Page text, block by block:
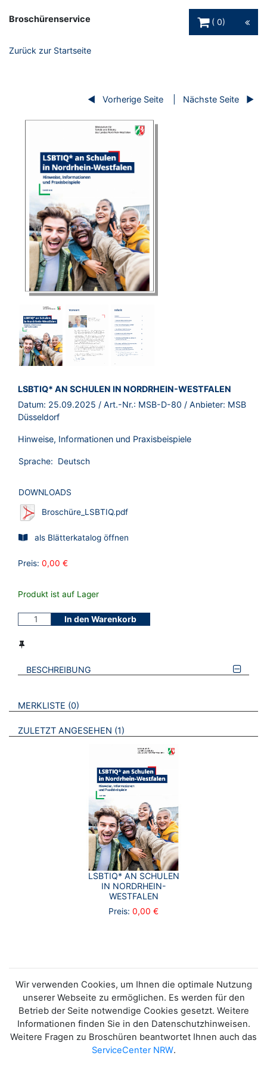
Broschürenservice
0
Zurück zur Startseite
Vorherige Seite Nächste Seite
BROSCHÜRE:
LSBTIQ* AN SCHULEN IN NORDRHEIN-WESTFALEN
Datum: 25.09.2025 / Art.-Nr.: MSB-D-80 / Anbieter: MSB
Düsseldorf
Hinweise, Informationen und Praxisbeispiele
Sprache: Deutsch
DOWNLOADS
Broschüre_LSBTIQ.pdf
als Blätterkatalog öffnen
Preis: 0,00 €
Produkt ist auf Lager
In den Warenkorb
BESCHREIBUNG
VERWEISE AUF VERMERKTE- ODER ZULETZT ANGESEHENE
MERKLISTE 0 BROSCHÜREN
ZULETZT ANGESEHEN 1 BROSCHÜREN
LSBTIQ* AN SCHULEN
IN NORDRHEIN-
WESTFALEN
Preis: 0,00 €
Wir verwenden Cookies, um Ihnen die optimale Nutzung
unserer Webseite zu ermöglichen. Es werden für den
Betrieb der Seite notwendige Cookies gesetzt. Weitere
Informationen finden Sie in den Datenschutzhinweisen.
Weitere Fragen zu Broschüren beantwortet Ihnen auch das
ServiceCenter NRW.